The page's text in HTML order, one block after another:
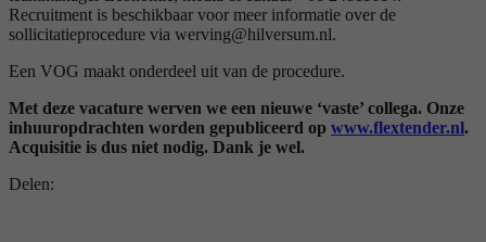
Recruitment is beschikbaar voor meer informatie over de
sollicitatieprocedure via werving@hilversum.nl.
Een VOG maakt onderdeel uit van de procedure.
Met deze vacature werven we een nieuwe ‘vaste’ collega. Onze
inhuuropdrachten worden gepubliceerd op www.flextender.nl.
Acquisitie is dus niet nodig. Dank je wel.
Delen: